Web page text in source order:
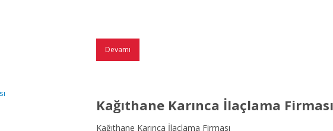
Devamı
Kağıthane Karınca İlaçlama Firması
Kağıthane Karınca İlaçlama Firması